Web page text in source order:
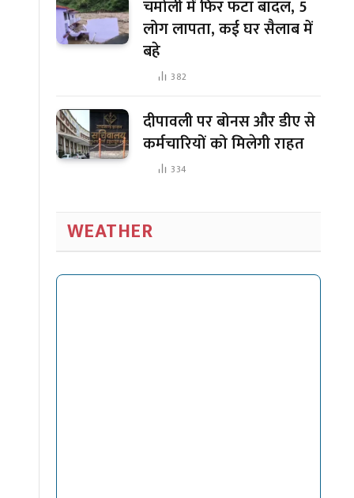
चमोली में फिर फटा बादल, 5
लोग लापता, कई घर सैलाब में
बहे
382
दीपावली पर बोनस और डीए से
कर्मचारियों को मिलेगी राहत
334
WEATHER